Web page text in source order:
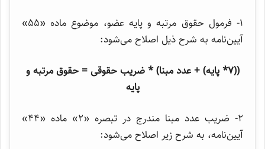
۱- فرمول حقوق مرتبه و پایه عضو، موضوع ماده «۵۵»
آیین‌نامه به شرح ذیل اصلاح می‌شود:
((۷* پایه) + عدد مبنا) * ضریب حقوقی = حقوق مرتبه و
پایه
۲- ضریب عدد مبنا مندرج در تبصره «۲» ماده «۴۴»
آیین‌نامه، به شرح زیر اصلاح می‌شود: